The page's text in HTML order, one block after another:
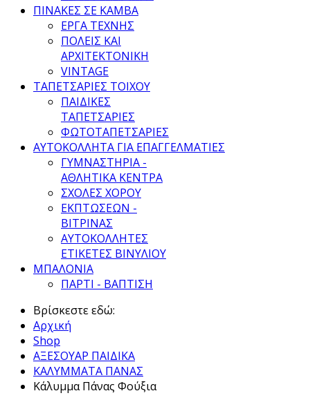
ΠΙΝΑΚΕΣ ΣΕ ΚΑΜΒΑ
ΕΡΓΑ ΤΕΧΝΗΣ
ΠΟΛΕΙΣ ΚΑΙ
ΑΡΧΙΤΕΚΤΟΝΙΚΗ
VINTAGE
ΤΑΠΕΤΣΑΡΙΕΣ ΤΟΙΧΟΥ
ΠΑΙΔΙΚΕΣ
ΤΑΠΕΤΣΑΡΙΕΣ
ΦΩΤΟΤΑΠΕΤΣΑΡΙΕΣ
ΑΥΤΟΚΟΛΛΗΤΑ ΓΙΑ ΕΠΑΓΓΕΛΜΑΤΙΕΣ
ΓΥΜΝΑΣΤΗΡΙΑ -
ΑΘΛΗΤΙΚΑ ΚΕΝΤΡΑ
ΣΧΟΛΕΣ ΧΟΡΟΥ
ΕΚΠΤΩΣΕΩΝ -
ΒΙΤΡΙΝΑΣ
ΑΥΤΟΚΟΛΛΗΤΕΣ
ΕΤΙΚΕΤΕΣ ΒΙΝΥΛΙΟΥ
ΜΠΑΛΟΝΙΑ
ΠΑΡΤΙ - ΒΑΠΤΙΣΗ
Βρίσκεστε εδώ:
Αρχική
Shop
ΑΞΕΣΟΥΑΡ ΠΑΙΔΙΚΑ
ΚΑΛΥΜΜΑΤΑ ΠΑΝΑΣ
Κάλυμμα Πάνας Φούξια